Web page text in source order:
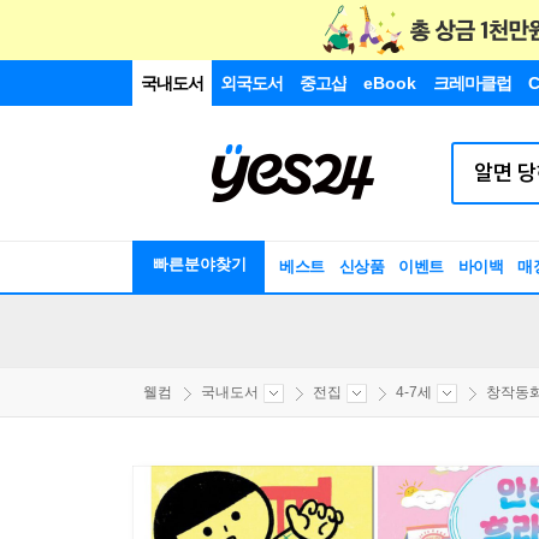
국내도서 외국도서 중고샵 eBook 크레마클럽
빠른분야찾기 베스트 신상품 이벤트 바이백 매
웰컴 국내도서 전집 4-7세 창작동